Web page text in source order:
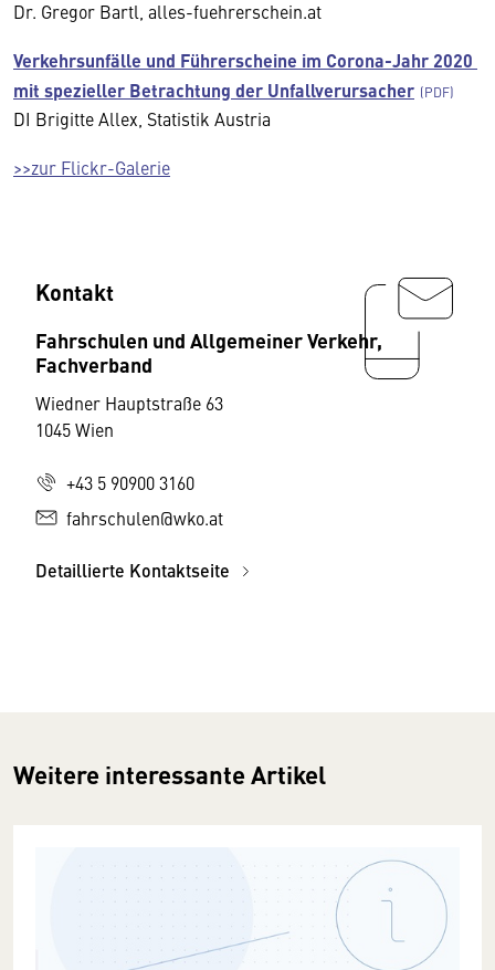
Dr. Gregor Bartl, alles-fuehrerschein.at
Verkehrsunfälle und Führerscheine im Corona-Jahr 2020
mit spezieller Betrachtung der Unfallverursacher
DI Brigitte Allex, Statistik Austria
>>zur Flickr-Galerie
Kontakt
Fahrschulen und Allgemeiner Verkehr,
Fachverband
Wiedner Hauptstraße 63
1045 Wien
+43 5 90900 3160
fahrschulen@wko.at
Detaillierte Kontaktseite
Weitere interessante Artikel